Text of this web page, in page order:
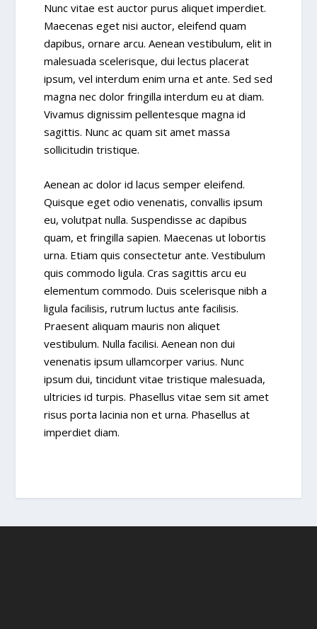
Nunc vitae est auctor purus aliquet imperdiet.
Maecenas eget nisi auctor, eleifend quam
dapibus, ornare arcu. Aenean vestibulum, elit in
malesuada scelerisque, dui lectus placerat
ipsum, vel interdum enim urna et ante. Sed sed
magna nec dolor fringilla interdum eu at diam.
Vivamus dignissim pellentesque magna id
sagittis. Nunc ac quam sit amet massa
sollicitudin tristique.
Aenean ac dolor id lacus semper eleifend.
Quisque eget odio venenatis, convallis ipsum
eu, volutpat nulla. Suspendisse ac dapibus
quam, et fringilla sapien. Maecenas ut lobortis
urna. Etiam quis consectetur ante. Vestibulum
quis commodo ligula. Cras sagittis arcu eu
elementum commodo. Duis scelerisque nibh a
ligula facilisis, rutrum luctus ante facilisis.
Praesent aliquam mauris non aliquet
vestibulum. Nulla facilisi. Aenean non dui
venenatis ipsum ullamcorper varius. Nunc
ipsum dui, tincidunt vitae tristique malesuada,
ultricies id turpis. Phasellus vitae sem sit amet
risus porta lacinia non et urna. Phasellus at
imperdiet diam.